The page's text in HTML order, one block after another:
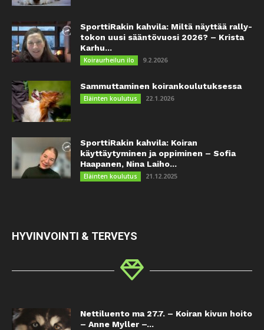
SporttiRakin kahvila: Miltä näyttää rally-
tokon uusi sääntövuosi 2026? – Krista
Karhu...
Koiraurheilun ilo 9.2.2026
Sammuttaminen koirankoulutuksessa
Eläinten koulutus 22.1.2026
SporttiRakin kahvila: Koiran
käyttäytyminen ja oppiminen – Sofia
Haapanen, Nina Laiho...
Eläinten koulutus 21.12.2025
HYVINVOINTI & TERVEYS
Nettiluento ma 27.7. – Koiran kivun hoito
– Anne Myller –...